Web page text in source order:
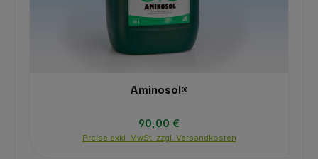
Aminosol®
Regulärer Preis:
90,00 €
Preise exkl. MwSt. zzgl. Versandkosten